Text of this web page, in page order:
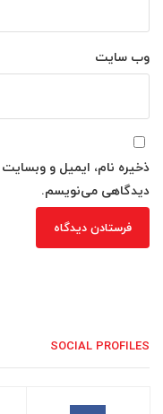
وب‌ سایت
ذخیره نام، ایمیل و وبسایت
دیدگاهی می‌نویسم.
SOCIAL PROFILES